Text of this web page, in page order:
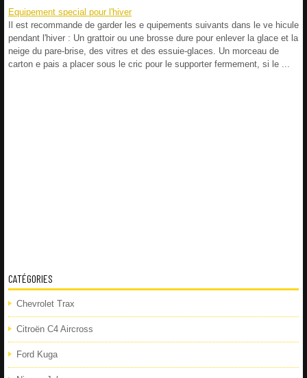
Equipement special pour l'hiver
Il est recommande de garder les e quipements suivants dans le ve hicule
pendant l'hiver : Un grattoir ou une brosse dure pour enlever la glace et la
neige du pare-brise, des vitres et des essuie-glaces. Un morceau de
carton e pais a placer sous le cric pour le supporter fermement, si le ...
CATÉGORIES
Chevrolet Trax
Citroën C4 Aircross
Ford Kuga